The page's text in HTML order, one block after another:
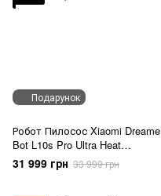
Подарунок
Робот Пилосос Xiaomi Dreame
Bot L10s Pro Ultra Heat
(RLL82CE)
31 999 грн 33 999 грн